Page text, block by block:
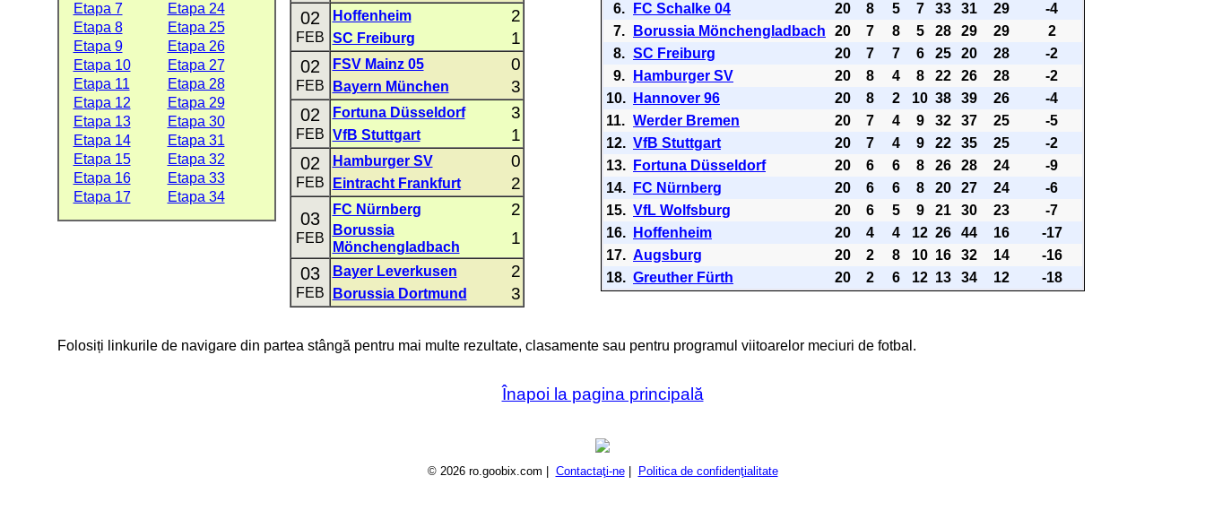
Etapa 7
Etapa 24
Etapa 8
Etapa 25
Etapa 9
Etapa 26
Etapa 10
Etapa 27
Etapa 11
Etapa 28
Etapa 12
Etapa 29
Etapa 13
Etapa 30
Etapa 14
Etapa 31
Etapa 15
Etapa 32
Etapa 16
Etapa 33
Etapa 17
Etapa 34
02
FEB
Hoffenheim 2
SC Freiburg 1
02
FEB
FSV Mainz 05 0
Bayern München 3
02
FEB
Fortuna Düsseldorf 3
VfB Stuttgart 1
02
FEB
Hamburger SV 0
Eintracht Frankfurt 2
03
FEB
FC Nürnberg 2
Borussia
Mönchengladbach
1
03
FEB
Bayer Leverkusen 2
Borussia Dortmund 3
6.
FC Schalke 04 20 8 5 7 33 31 29
-4
7.
Borussia Mönchengladbach 20 7 8 5 28 29 29
2
8. SC Freiburg 20 7 7 6 25 20 28
-2
9.
Hamburger SV 20 8 4 8 22 26 28
-2
10.
Hannover 96 20 8 2 10 38 39 26
-4
11. Werder Bremen 20 7 4 9 32 37 25
-5
12. VfB Stuttgart 20 7 4 9 22 35 25
-2
13.
Fortuna Düsseldorf 20 6 6 8 26 28 24
-9
14.
FC Nürnberg 20 6 6 8 20 27 24
-6
15. VfL Wolfsburg 20 6 5 9 21 30 23
-7
16.
Hoffenheim 20 4 4 12 26 44 16
-17
17. Augsburg 20 2 8 10 16 32 14
-16
18. Greuther Fürth 20 2 6 12 13 34 12 -18
Folosiți linkurile de navigare din partea stângă pentru mai multe rezultate, clasamente sau pentru programul viitoarelor meciuri de fotbal.
Înapoi la pagina principală
© 2026 ro.goobix.com | Contactaţi-ne| Politica de confidenţialitate